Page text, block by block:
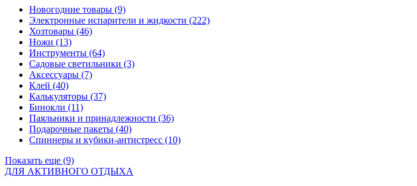
Новогодние товары (9)
Электронные испарители и жидкости (222)
Хозтовары (46)
Ножи (13)
Инструменты (64)
Садовые светильники (3)
Аксессуары (7)
Клей (40)
Калькуляторы (37)
Бинокли (11)
Паяльники и принадлежности (36)
Подарочные пакеты (40)
Спиннеры и кубики-антистресс (10)
Показать еще (9)
ДЛЯ АКТИВНОГО ОТДЫХА